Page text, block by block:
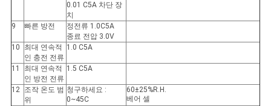
PRIVACY
POLICY
0.01 C5A 차단 장
치
9
빠른 방전
정전류 1.0C5A
종료 전압 3.0V
10
최대 연속적
인 충전 전류
1.0 C5A
11
최대 연속적
인 방전 전류
1.5 C5A
12 조작 온도 범
위
청구하세요 :
0~45C
60±25%R.H.
베어 셀